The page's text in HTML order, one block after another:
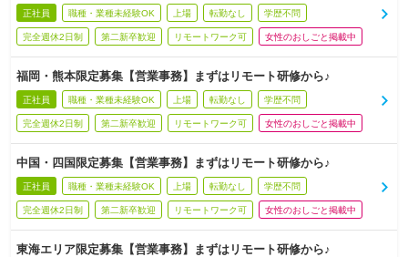
正社員 職種・業種未経験OK 上場 転勤なし 学歴不問
完全週休2日制 第二新卒歓迎 リモートワーク可 女性のおしごと掲載中
福岡・熊本限定募集【営業事務】まずはリモート研修から♪
正社員 職種・業種未経験OK 上場 転勤なし 学歴不問
完全週休2日制 第二新卒歓迎 リモートワーク可 女性のおしごと掲載中
中国・四国限定募集【営業事務】まずはリモート研修から♪
正社員 職種・業種未経験OK 上場 転勤なし 学歴不問
完全週休2日制 第二新卒歓迎 リモートワーク可 女性のおしごと掲載中
東海エリア限定募集【営業事務】まずはリモート研修から♪